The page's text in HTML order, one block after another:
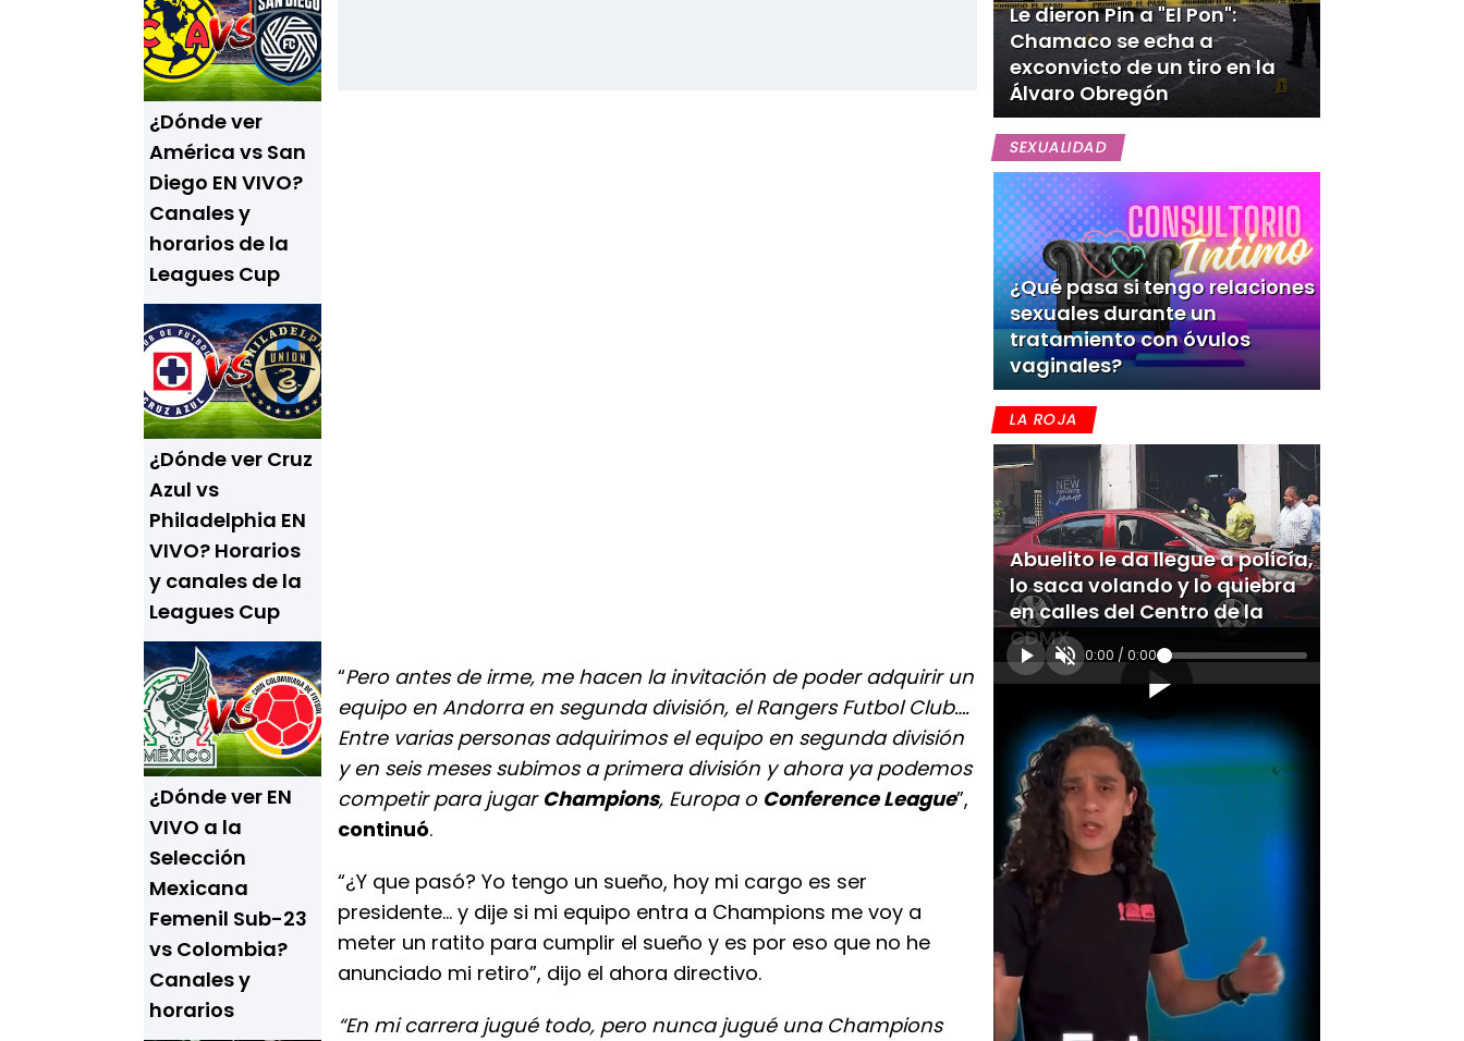
¿Dónde ver
América vs San
Diego EN VIVO?
Canales y
horarios de la
Leagues Cup
¿Dónde ver Cruz
Azul vs
Philadelphia EN
VIVO? Horarios
y canales de la
Leagues Cup
¿Dónde ver EN
VIVO a la
Selección
Mexicana
Femenil Sub-23
vs Colombia?
Canales y
horarios
“Pero antes de irme, me hacen la invitación de poder adquirir un
equipo en Andorra en segunda división, el Rangers Futbol Club….
Entre varias personas adquirimos el equipo en segunda división
y en seis meses subimos a primera división y ahora ya podemos
competir para jugar Champions, Europa o Conference League”,
continuó.
“¿Y que pasó? Yo tengo un sueño, hoy mi cargo es ser
presidente... y dije si mi equipo entra a Champions me voy a
meter un ratito para cumplir el sueño y es por eso que no he
anunciado mi retiro”, dijo el ahora directivo.
“En mi carrera jugué todo, pero nunca jugué una Champions
Le dieron Pin a "El Pon":
Chamaco se echa a
exconvicto de un tiro en la
Álvaro Obregón
SEXUALIDAD
¿Qué pasa si tengo relaciones
sexuales durante un
tratamiento con óvulos
vaginales?
LA ROJA
Abuelito le da llegue a policía,
lo saca volando y lo quiebra
en calles del Centro de la
CDMX
0:00 / 0:00
[Publicidad]